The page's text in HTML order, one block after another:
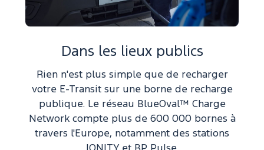
Dans les lieux publics
Rien n'est plus simple que de recharger
votre E-Transit sur une borne de recharge
publique. Le réseau BlueOval™ Charge
Network compte plus de 600 000 bornes à
travers l'Europe, notamment des stations